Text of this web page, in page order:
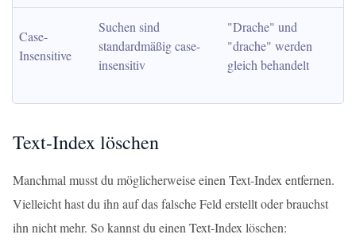
Case-
Insensitive
Suchen sind
standardmäßig case-
insensitiv
"Drache" und
"drache" werden
gleich behandelt
Text-Index löschen
Manchmal musst du möglicherweise einen Text-Index entfernen.
Vielleicht hast du ihn auf das falsche Feld erstellt oder brauchst
ihn nicht mehr. So kannst du einen Text-Index löschen: